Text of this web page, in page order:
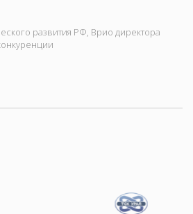
развития РФ, Врио директора